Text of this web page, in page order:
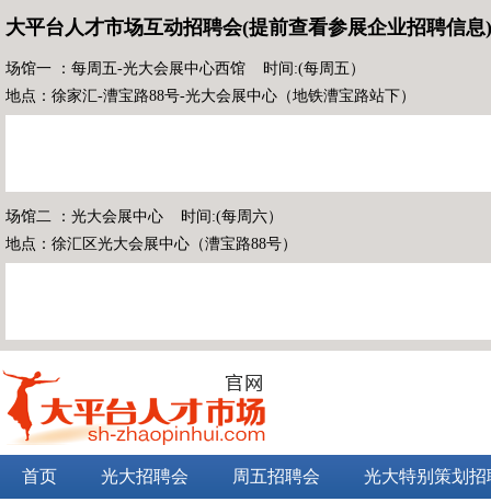
大平台人才市场互动招聘会(提前查看参展企业招聘信息)
场馆一 ：每周五-光大会展中心西馆 时间:(每周五）
地点：徐家汇-漕宝路88号-光大会展中心（地铁漕宝路站下）
场馆二 ：光大会展中心 时间:(每周六）
地点：徐汇区光大会展中心（漕宝路88号）
首页 光大招聘会 周五招聘会 光大特别策划招